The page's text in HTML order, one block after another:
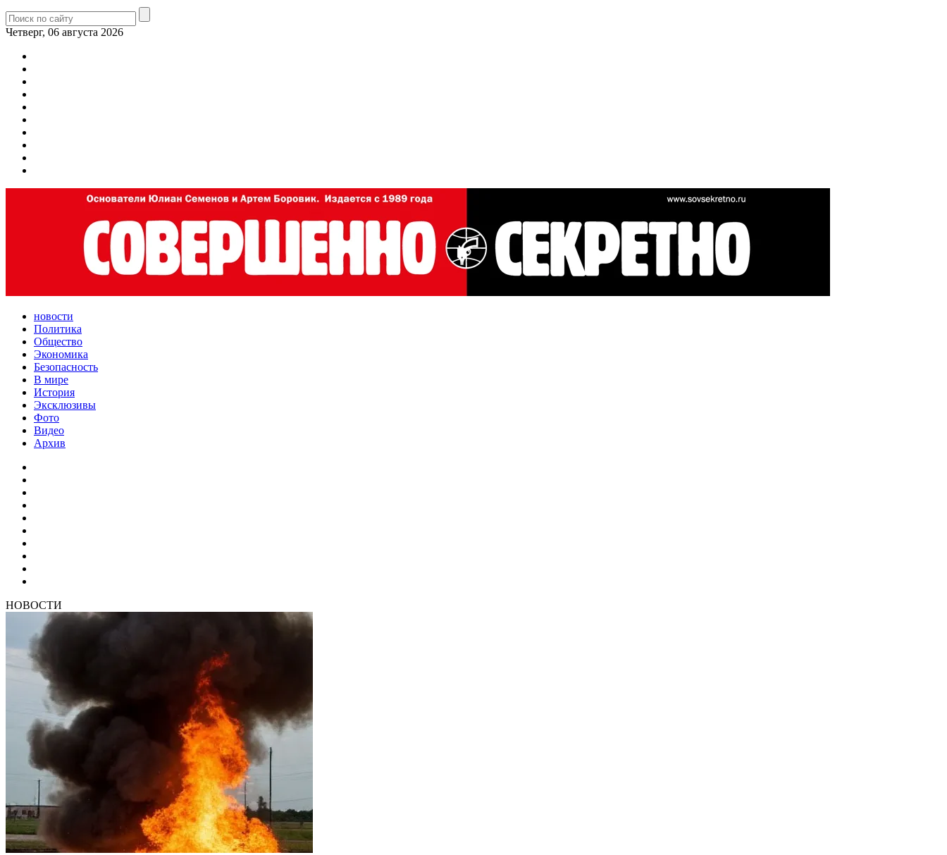
Четверг, 06 августа 2026
новости
Политика
Общество
Экономика
Безопасность
В мире
История
Эксклюзивы
Фото
Видео
Архив
НОВОСТИ